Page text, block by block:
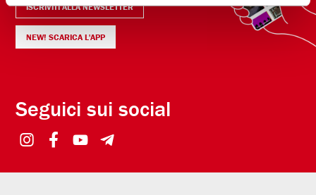
ISCRIVITI ALLA NEWSLETTER
NEW! SCARICA L'APP
Seguici sui social